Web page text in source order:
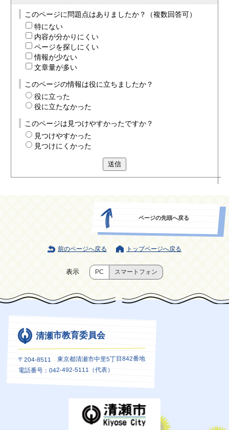
このページに問題点はありましたか？（複数回答可）
特にない
内容が分かりにくい
ページを探しにくい
情報が少ない
文章量が多い
このページの情報は役に立ちましたか？
役に立った
役に立たなかった
このページは見つけやすかったですか？
見つけやすかった
見つけにくかった
送信
ページの先頭へ戻る
前のページへ戻る トップページへ戻る
表示 PC スマートフォン
清瀬市教育委員会
〒204-8511 東京都清瀬市中里5丁目842番地
電話番号：042-492-5111（代表）